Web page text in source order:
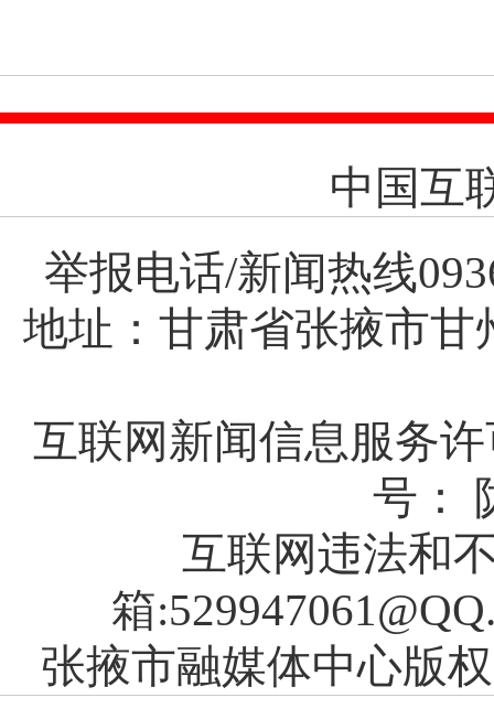
中国互
举报电话/新闻热线
地址：甘肃省张掖市
互联网新闻信息服务
号：
互联网违法和
箱
张掖市融媒体中心版